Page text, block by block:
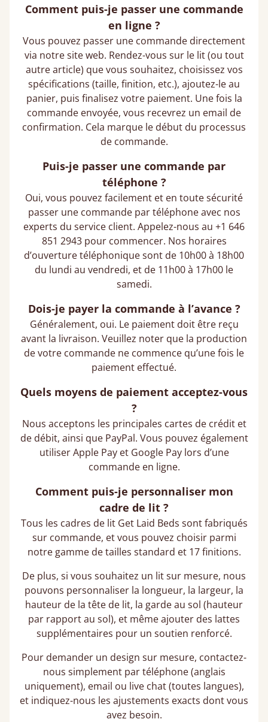
Comment puis-je passer une commande
en ligne ?
Vous pouvez passer une commande directement
via notre site web. Rendez-vous sur le lit (ou tout
autre article) que vous souhaitez, choisissez vos
spécifications (taille, finition, etc.), ajoutez-le au
panier, puis finalisez votre paiement. Une fois la
commande envoyée, vous recevrez un email de
confirmation. Cela marque le début du processus
de commande.
Puis-je passer une commande par
téléphone ?
Oui, vous pouvez facilement et en toute sécurité
passer une commande par téléphone avec nos
experts du service client. Appelez-nous au +1 646
851 2943 pour commencer. Nos horaires
d’ouverture téléphonique sont de 10h00 à 18h00
du lundi au vendredi, et de 11h00 à 17h00 le
samedi.
Dois-je payer la commande à l’avance ?
Généralement, oui. Le paiement doit être reçu
avant la livraison. Veuillez noter que la production
de votre commande ne commence qu’une fois le
paiement effectué.
Quels moyens de paiement acceptez-vous
?
Nous acceptons les principales cartes de crédit et
de débit, ainsi que PayPal. Vous pouvez également
utiliser Apple Pay et Google Pay lors d’une
commande en ligne.
Comment puis-je personnaliser mon
cadre de lit ?
Tous les cadres de lit Get Laid Beds sont fabriqués
sur commande, et vous pouvez choisir parmi
notre gamme de tailles standard et 17 finitions.
De plus, si vous souhaitez un lit sur mesure, nous
pouvons personnaliser la longueur, la largeur, la
hauteur de la tête de lit, la garde au sol (hauteur
par rapport au sol), et même ajouter des lattes
supplémentaires pour un soutien renforcé.
Pour demander un design sur mesure, contactez-
nous simplement par téléphone (anglais
uniquement), email ou live chat (toutes langues),
et indiquez-nous les ajustements exacts dont vous
avez besoin.